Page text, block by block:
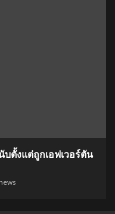
ตั้งแต่ถูกเอฟเวอร์ตัน